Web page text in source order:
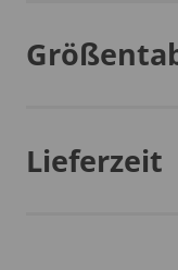
Lieferzeit